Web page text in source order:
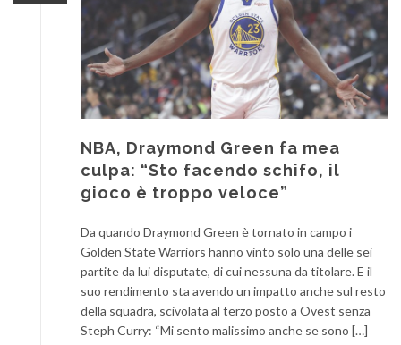
NBA, Draymond Green fa mea
culpa: “Sto facendo schifo, il
gioco è troppo veloce”
Da quando Draymond Green è tornato in campo i
Golden State Warriors hanno vinto solo una delle sei
partite da lui disputate, di cui nessuna da titolare. E il
suo rendimento sta avendo un impatto anche sul resto
della squadra, scivolata al terzo posto a Ovest senza
Steph Curry: “Mi sento malissimo anche se sono […]